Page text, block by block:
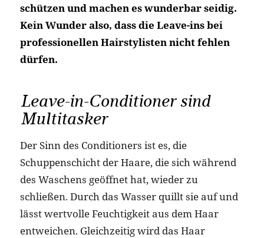
schützen und machen es wunderbar seidig.
Kein Wunder also, dass die Leave-ins bei
professionellen Hairstylisten nicht fehlen
dürfen.
Leave-in-Conditioner sind
Multitasker
Der Sinn des Conditioners ist es, die
Schuppenschicht der Haare, die sich während
des Waschens geöffnet hat, wieder zu
schließen. Durch das Wasser quillt sie auf und
lässt wertvolle Feuchtigkeit aus dem Haar
entweichen. Gleichzeitig wird das Haar